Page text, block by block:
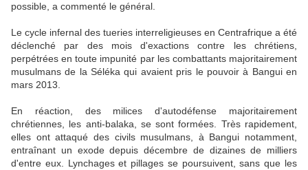
possible, a commenté le général.
Le cycle infernal des tueries interreligieuses en Centrafrique a été
déclenché par des mois d'exactions contre les chrétiens,
perpétrées en toute impunité par les combattants majoritairement
musulmans de la Séléka qui avaient pris le pouvoir à Bangui en
mars 2013.
En réaction, des milices d'autodéfense majoritairement
chrétiennes, les anti-balaka, se sont formées. Très rapidement,
elles ont attaqué des civils musulmans, à Bangui notamment,
entraînant un exode depuis décembre de dizaines de milliers
d'entre eux. Lynchages et pillages se poursuivent, sans que les